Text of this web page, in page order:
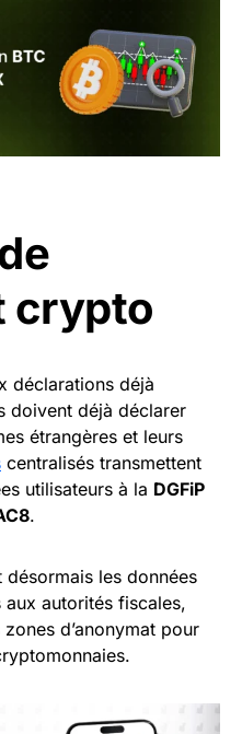
crypto
déclarations déjà
doivent déjà déclarer
étrangères et leurs
centralisés transmettent
utilisateurs à la DGFiP
.
les données
autorités fiscales,
d’anonymat pour